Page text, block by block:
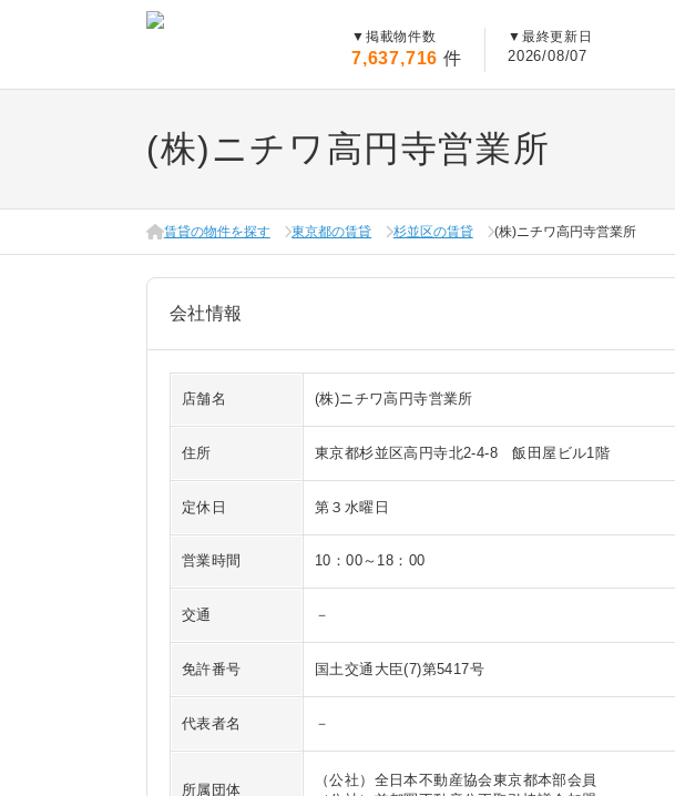
▼ 掲載物件数
7,637,716 件
▼ 最終更新日
2026/08/07
(株)ニチワ高円寺営業所
賃貸の物件を探す 東京都の賃貸 杉並区の賃貸 (株)ニチワ高円寺営業所
会社情報
店舗名 (株)ニチワ高円寺営業所
住所 東京都杉並区高円寺北2-4-8 飯田屋ビル1階
定休日 第３水曜日
営業時間 10：00～18：00
交通 －
免許番号 国土交通大臣(7)第5417号
代表者名 －
所属団体
（公社）全日本不動産協会東京都本部会員